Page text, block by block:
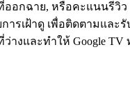
ออกฉาย, หรือคะแนนรี
รเฝ้าดู เพื่อติดตามและ
งและทำให้ Google TV